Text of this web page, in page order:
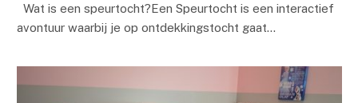
Wat is een speurtocht?Een Speurtocht is een interactief
avontuur waarbij je op ontdekkingstocht gaat…